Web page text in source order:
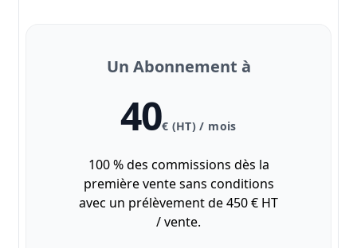
Un Abonnement à
40€ (HT) / mois
100 % des commissions dès la
première vente sans conditions
avec un prélèvement de 450 € HT
/ vente.